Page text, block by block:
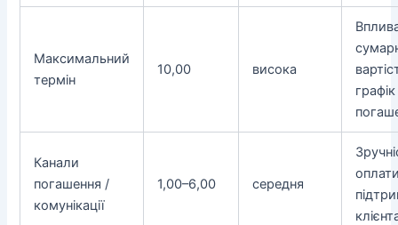
Максимальний
термін
10,00 висока
графік
Канали
погашення /
комунікації
1,00–6,00 середня